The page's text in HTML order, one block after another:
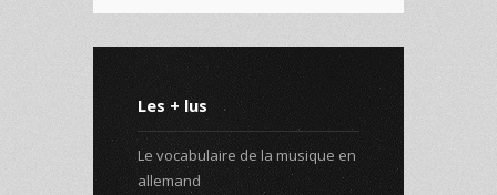
Les + lus
Le vocabulaire de la musique en
allemand